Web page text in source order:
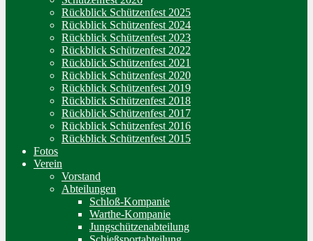
Rückblick Schützenfest 2025
Rückblick Schützenfest 2024
Rückblick Schützenfest 2023
Rückblick Schützenfest 2022
Rückblick Schützenfest 2021
Rückblick Schützenfest 2020
Rückblick Schützenfest 2019
Rückblick Schützenfest 2018
Rückblick Schützenfest 2017
Rückblick Schützenfest 2016
Rückblick Schützenfest 2015
Fotos
Verein
Vorstand
Abteilungen
Schloß-Kompanie
Warthe-Kompanie
Jungschützenabteilung